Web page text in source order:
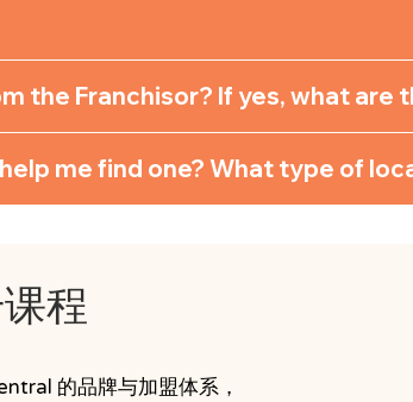
the Franchisor? If yes, what are
me find one? What type of
程
的品牌与加盟体系，